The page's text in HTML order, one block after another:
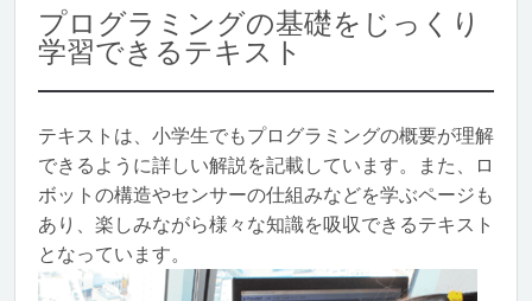
プログラミングの基礎をじっくり
学習できるテキスト
テキストは、小学生でもプログラミングの概要が理解
できるように詳しい解説を記載しています。また、ロ
ボットの構造やセンサーの仕組みなどを学ぶページも
あり、楽しみながら様々な知識を吸収できるテキスト
となっています。